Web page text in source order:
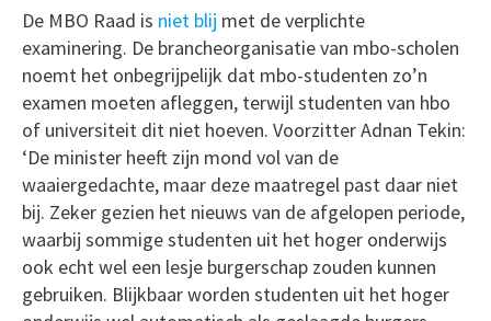
De MBO Raad is niet blij met de verplichte
examinering. De brancheorganisatie van mbo-scholen
noemt het onbegrijpelijk dat mbo-studenten zo’n
examen moeten afleggen, terwijl studenten van hbo
of universiteit dit niet hoeven. Voorzitter Adnan Tekin:
‘De minister heeft zijn mond vol van de
waaiergedachte, maar deze maatregel past daar niet
bij. Zeker gezien het nieuws van de afgelopen periode,
waarbij sommige studenten uit het hoger onderwijs
ook echt wel een lesje burgerschap zouden kunnen
gebruiken. Blijkbaar worden studenten uit het hoger